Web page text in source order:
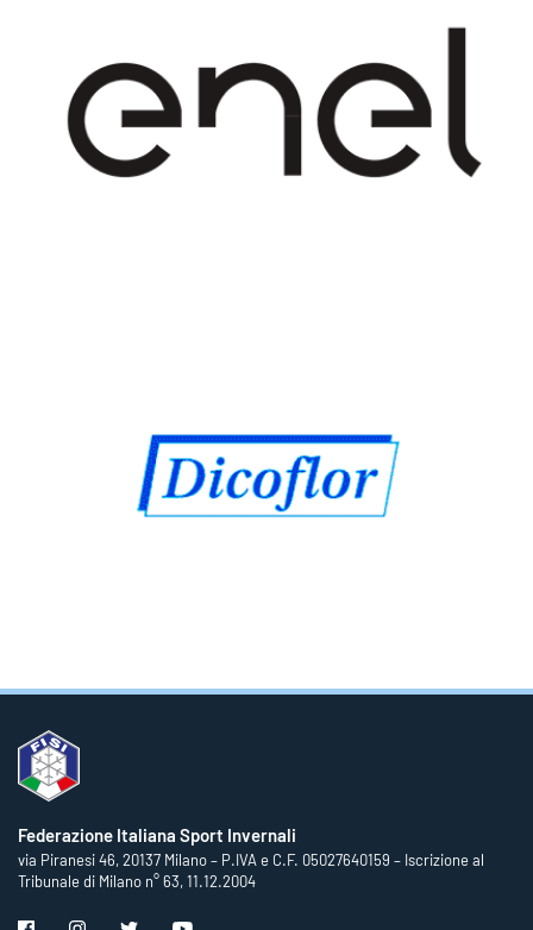
Federazione Italiana Sport Invernali
via Piranesi 46, 20137 Milano – P.IVA e C.F. 05027640159 – Iscrizione al
Tribunale di Milano n° 63, 11.12.2004